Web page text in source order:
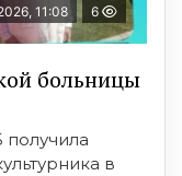
11:08 6
больницы
в